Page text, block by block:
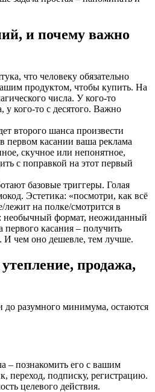
и почему важно
что человеку обязательно
продуктом, чтобы купить. На
числа. У кого‑то
у кого‑то с десятого. Важно
второго шанса произвести
первом касании ваша реклама
скучное или непонятное,
с поправкой на этот первый
базовые триггеры. Голая
Эстетика: «посмотри, как всё
лежит на полке/смотрится в
необычный формат, неожиданный
первого касания – получить
И чем оно дешевле, тем лучше.
продажа,
до разумного минимума, остаются
– познакомить его с вашим
переход, подписку, регистрацию.
целевого действия.